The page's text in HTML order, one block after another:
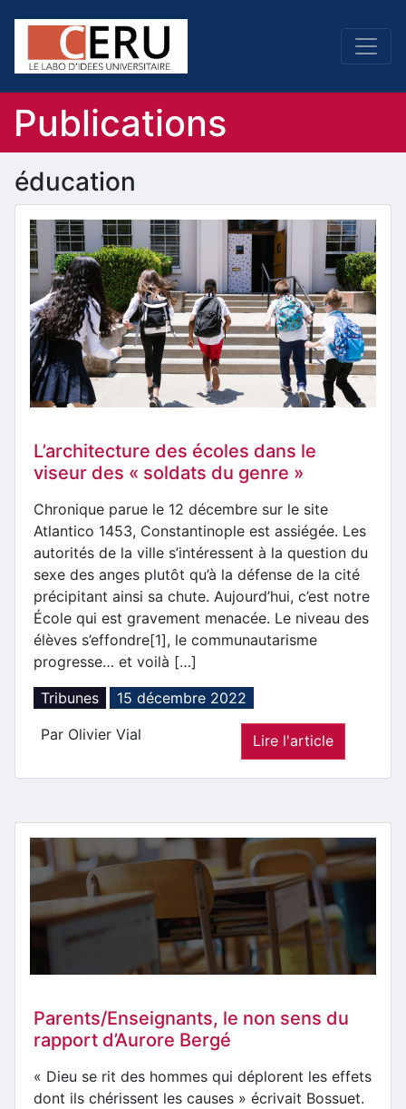
Publications
éducation
L’architecture des écoles dans le
viseur des « soldats du genre »
Chronique parue le 12 décembre sur le site
Atlantico 1453, Constantinople est assiégée. Les
autorités de la ville s’intéressent à la question du
sexe des anges plutôt qu’à la défense de la cité
précipitant ainsi sa chute. Aujourd’hui, c’est notre
École qui est gravement menacée. Le niveau des
élèves s’effondre[1], le communautarisme
progresse… et voilà […]
Tribunes
15 décembre 2022
Par Olivier Vial
Lire l'article
Parents/Enseignants, le non sens du
rapport d’Aurore Bergé
« Dieu se rit des hommes qui déplorent les effets
dont ils chérissent les causes » écrivait Bossuet.